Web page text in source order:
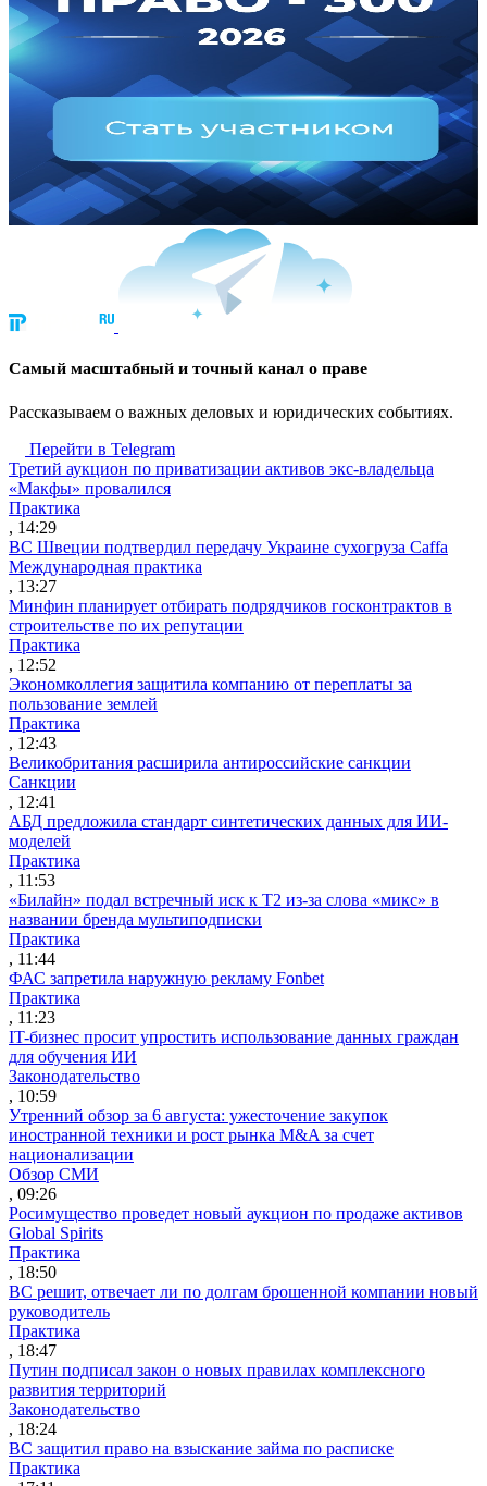
Cамый масштабный и точный канал о праве
Рассказываем о важных деловых и юридических событиях.
Перейти в Telegram
Третий аукцион по приватизации активов экс-владельца
«Макфы» провалился
Практика
, 14:29
ВС Швеции подтвердил передачу Украине сухогруза Caffa
Международная практика
, 13:27
Минфин планирует отбирать подрядчиков госконтрактов в
строительстве по их репутации
Практика
, 12:52
Экономколлегия защитила компанию от переплаты за
пользование землей
Практика
, 12:43
Великобритания расширила антироссийские санкции
Санкции
, 12:41
АБД предложила стандарт синтетических данных для ИИ-
моделей
Практика
, 11:53
«Билайн» подал встречный иск к Т2 из-за слова «микс» в
названии бренда мультиподписки
Практика
, 11:44
ФАС запретила наружную рекламу Fonbet
Практика
, 11:23
IT-бизнес просит упростить использование данных граждан
для обучения ИИ
Законодательство
, 10:59
Утренний обзор за 6 августа: ужесточение закупок
иностранной техники и рост рынка M&A за счет
национализации
Обзор СМИ
, 09:26
Росимущество проведет новый аукцион по продаже активов
Global Spirits
Практика
, 18:50
ВС решит, отвечает ли по долгам брошенной компании новый
руководитель
Практика
, 18:47
Путин подписал закон о новых правилах комплексного
развития территорий
Законодательство
, 18:24
ВС защитил право на взыскание займа по расписке
Практика